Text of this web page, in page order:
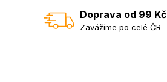
Doprava od 99 Kč
Zavážíme po celé ČR